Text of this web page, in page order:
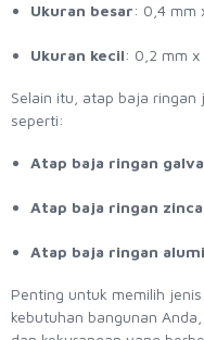
Ukuran besar: 0,4 mm
Ukuran kecil: 0,2 mm x
Selain itu, atap baja ringan
seperti:
Atap baja ringan
Atap baja ringan
Atap baja ringan
Penting untuk memilih
kebutuhan bangunan